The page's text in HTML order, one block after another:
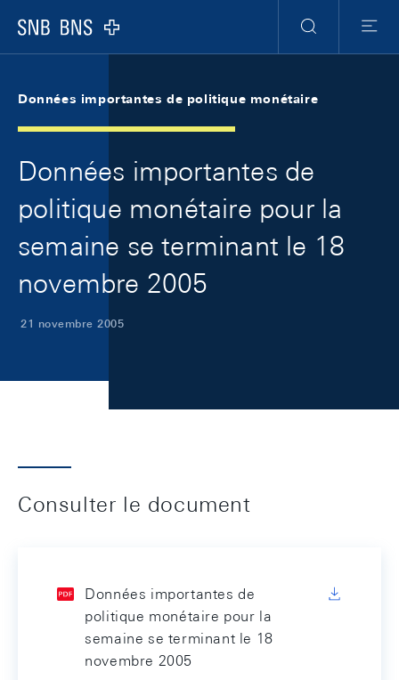
Logo
RechercheMenu
Données importantes de politique monétaire
Données importantes de
politique monétaire pour la
semaine se terminant le 18
novembre 2005
21 novembre 2005
Consulter le document
Données importantes de
politique monétaire pour la
semaine se terminant le 18
novembre 2005